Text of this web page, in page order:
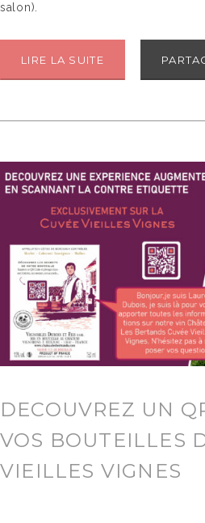
salon).
LIRE LA SUITE
DECOUVREZ UN
VOS BOUTEILLES
VIEILLES VIGNES